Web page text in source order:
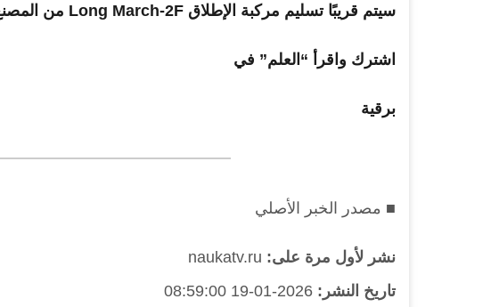
سيتم قريبًا تسليم مركبة الإطلاق Long March-2F من المصنع.
اشترك واقرأ “العلم” في
برقية
■ مصدر الخبر الأصلي
نشر لأول مرة على: naukatv.ru
تاريخ النشر: 2026-01-19 08:59:00